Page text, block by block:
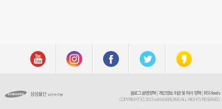
블로그 운영정책| 개인정보 취급 및 처리 정책| RSS feeds
COPYRIGHT (C) 2015 withEVERLAND ALL RIGHTS RESERVED.